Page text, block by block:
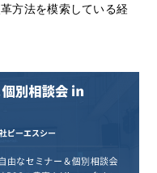
方法を模索している経